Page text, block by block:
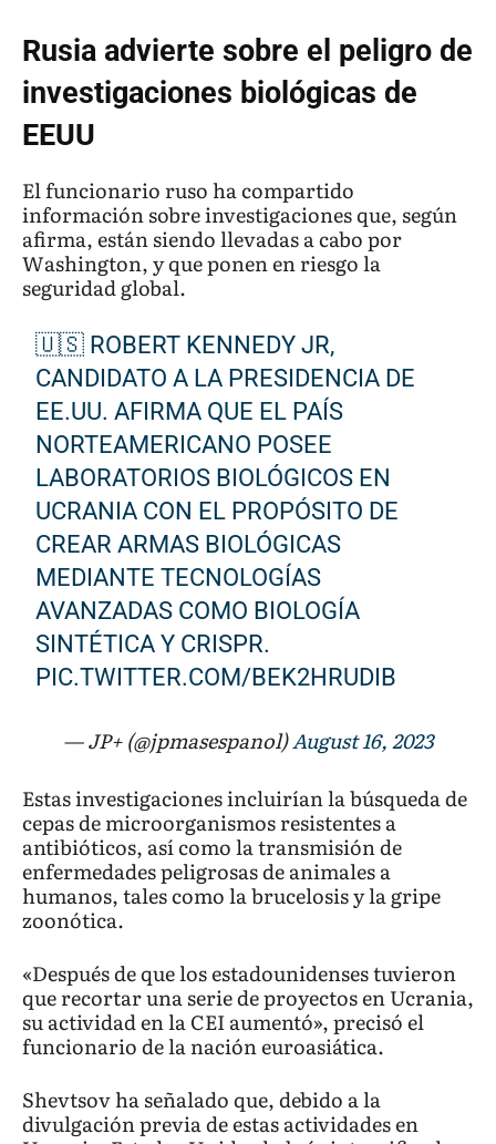
Rusia advierte sobre el peligro de
investigaciones biológicas de
EEUU
El funcionario ruso ha compartido
información sobre investigaciones que, según
afirma, están siendo llevadas a cabo por
Washington, y que ponen en riesgo la
seguridad global.
🇺🇸 ROBERT KENNEDY JR,
CANDIDATO A LA PRESIDENCIA DE
EE.UU. AFIRMA QUE EL PAÍS
NORTEAMERICANO POSEE
LABORATORIOS BIOLÓGICOS EN
UCRANIA CON EL PROPÓSITO DE
CREAR ARMAS BIOLÓGICAS
MEDIANTE TECNOLOGÍAS
AVANZADAS COMO BIOLOGÍA
SINTÉTICA Y CRISPR.
PIC.TWITTER.COM/BEK2HRUDIB
— JP+ (@jpmasespanol)August 16, 2023
Estas investigaciones incluirían la búsqueda de
cepas de microorganismos resistentes a
antibióticos, así como la transmisión de
enfermedades peligrosas de animales a
humanos, tales como la brucelosis y la gripe
zoonótica.
«Después de que los estadounidenses tuvieron
que recortar una serie de proyectos en Ucrania,
su actividad en la CEI aumentó», precisó el
funcionario de la nación euroasiática.
Shevtsov ha señalado que, debido a la
divulgación previa de estas actividades en